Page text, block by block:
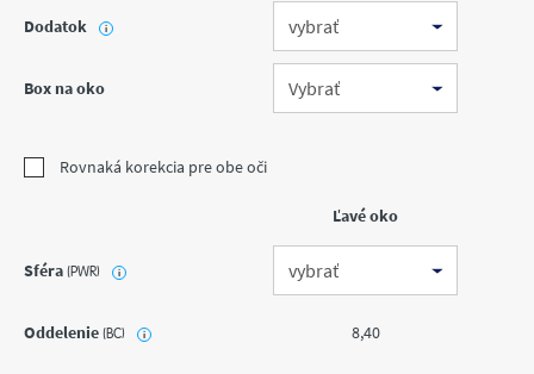
Dodatok i
Box na oko
Rovnaká korekcia pre obe oči
Ľavé oko
Sféra(PWR) i
Oddelenie(BC) i 8,40